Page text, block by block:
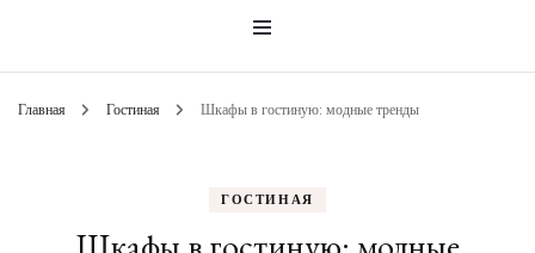
Главная Гостиная Шкафы в гостиную: модные тренды
ГОСТИНАЯ